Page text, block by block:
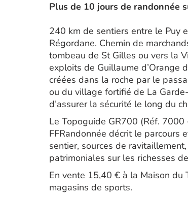
Plus de 10 jours de randonnée
240 km de sentiers entre le Puy
Régordane. Chemin de
tombeau de St Gilles ou vers la
exploits de Guillaume d’Orange
créées dans la roche par le
ou du village fortifié de La
d’assurer la sécurité le long du
Le Topoguide GR700 (Réf.
FFRandonnée décrit le parcours
sentier, sources de
patrimoniales sur les richesses
En vente 15,40 € à la Maison du
magasins de sports.